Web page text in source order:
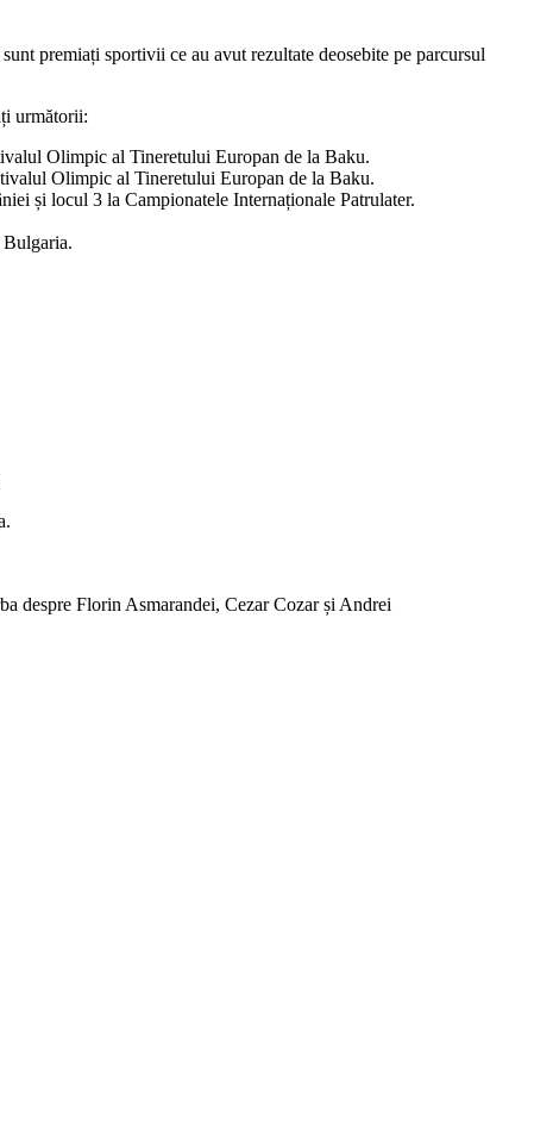
premiați sportivii ce au avut rezultate deosebite pe parcursul
următorii:
Olimpic al Tineretului Europan de la Baku.
Olimpic al Tineretului Europan de la Baku.
și locul 3 la Campionatele Internaționale Patrulater.
despre Florin Asmarandei, Cezar Cozar și Andrei